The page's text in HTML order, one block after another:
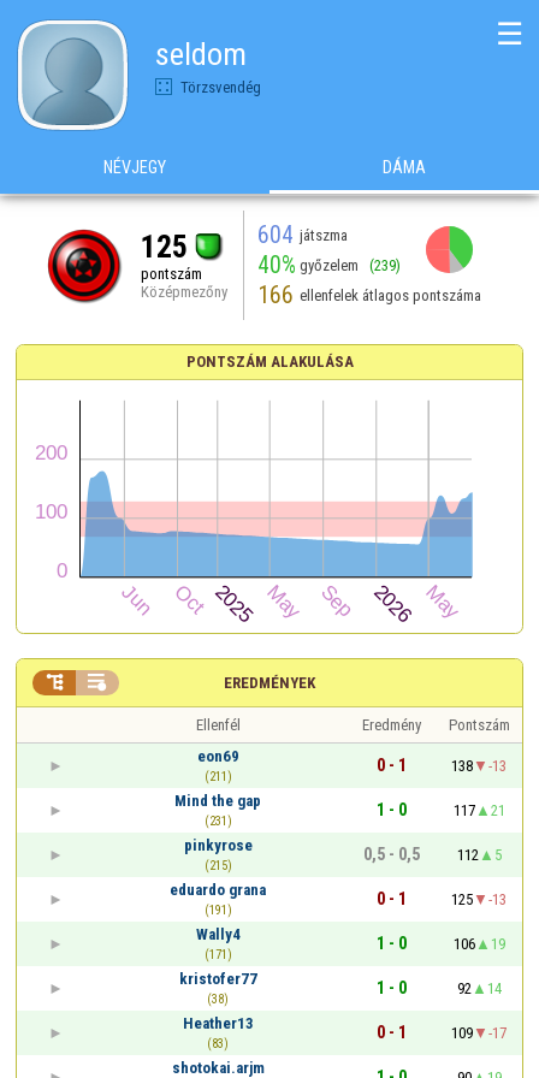
seldom
Törzsvendég
☰
NÉVJEGY DÁMA
125
pontszám
Középmezőny
604 játszma
40% győzelem (239)
166 ellenfelek átlagos pontszáma
PONTSZÁM ALAKULÁSA
EREDMÉNYEK
 
Ellenfél Eredmény
Pontszám
eon69
(211)
0 - 1 138
-13
Mind the gap
(231)
1 - 0 117
21
pinkyrose
(215)
0,5 - 0,5 112
5
eduardo grana
(191)
0 - 1 125
-13
Wally4
(171)
1 - 0 106
19
kristofer77
(38)
1 - 0 92
14
Heather13
(83)
0 - 1 109
-17
shotokai.arjm